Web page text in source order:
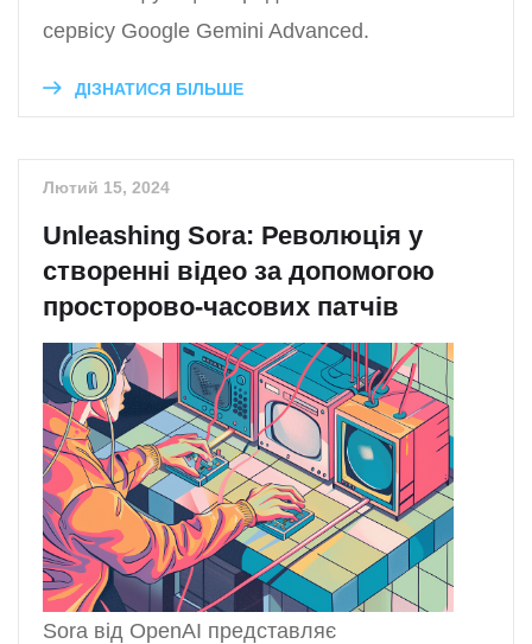
сервісу Google Gemini Advanced.
ДІЗНАТИСЯ БІЛЬШЕ
Лютий 15, 2024
Unleashing Sora: Революція у
створенні відео за допомогою
просторово-часових патчів
Sora від OpenAI представляє